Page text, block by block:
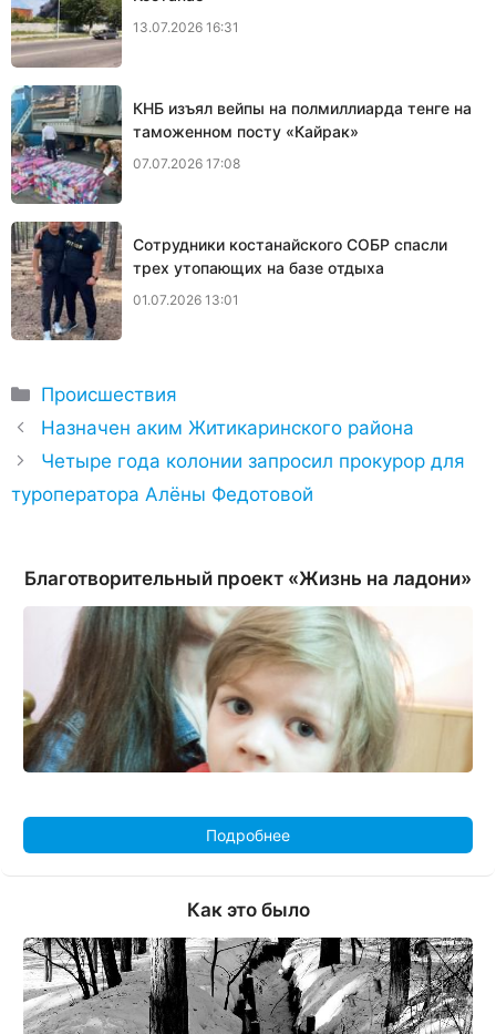
13.07.2026 16:31
КНБ изъял вейпы на полмиллиарда тенге на
таможенном посту «Кайрак»
07.07.2026 17:08
Сотрудники костанайского СОБР спасли
трех утопающих на базе отдыха
01.07.2026 13:01
Рубрики
Происшествия
Назначен аким Житикаринского района
Четыре года колонии запросил прокурор для
туроператора Алёны Федотовой
Благотворительный проект «Жизнь на ладони»
Подробнее
Как это было